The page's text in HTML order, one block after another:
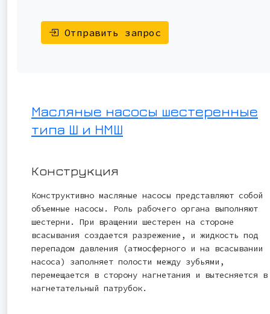
Отправить запрос
Масляные насосы шестеренные
типа Ш и НМШ
Конструкция
Конструктивно масляные насосы представляют собой
объемные насосы. Роль рабочего органа выполняют
шестерни. При вращении шестерен на стороне
всасывания создается разрежение, и жидкость под
перепадом давления (атмосферного и на всасывании
насоса) заполняет полости между зубьями,
перемещается в сторону нагнетания и вытесняется в
нагнетательный патрубок.